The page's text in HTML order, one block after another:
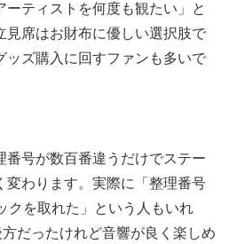
ーティストを何度も観たい」と
見席はお財布に優しい選択肢で
ッズ購入に回すファンも多いで
番号が数百番違うだけでステー
変わります。実際に「整理番号
クを取れた」という人もいれ
だったけれど音響が良く楽しめ